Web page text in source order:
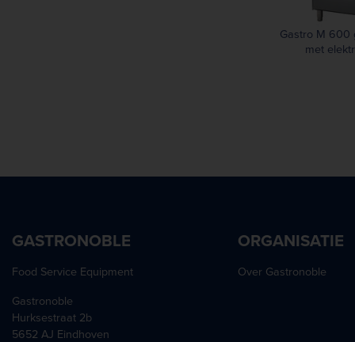
Gastro M 600
met
GASTRONOBLE
Food Service Equipment
Gastronoble
Hurksestraat 2b
5652 AJ Eindhoven
ORGANISATIE
Over Gastronoble